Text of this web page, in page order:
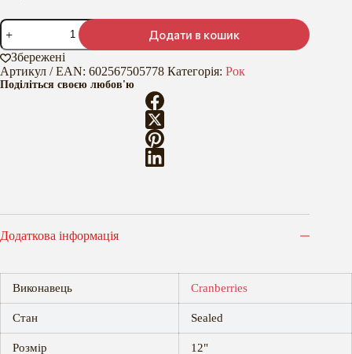
Everybody
Else
Is
Doing
It
So
Додати в кошик
Збережені
Артикул / EAN: 602567505778 Категорія: Рок
Поділіться своєю любов'ю
Додаткова інформація
Виконавець Cranberries
Стан Sealed
Розмір 12"